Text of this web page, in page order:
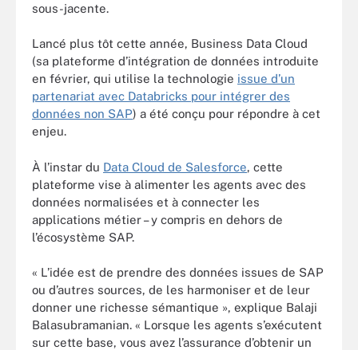
sous-jacente.
Lancé plus tôt cette année, Business Data Cloud
(sa plateforme d’intégration de données introduite
en février, qui utilise la technologie issue d’un
partenariat avec Databricks pour intégrer des
données non SAP) a été conçu pour répondre à cet
enjeu.
À l’instar du Data Cloud de Salesforce, cette
plateforme vise à alimenter les agents avec des
données normalisées et à connecter les
applications métier – y compris en dehors de
l’écosystème SAP.
« L’idée est de prendre des données issues de SAP
ou d’autres sources, de les harmoniser et de leur
donner une richesse sémantique », explique Balaji
Balasubramanian. « Lorsque les agents s’exécutent
sur cette base, vous avez l’assurance d’obtenir un